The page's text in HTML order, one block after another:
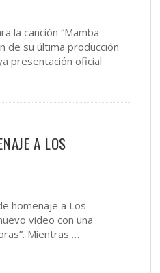
la canción “Mamba
de su última producción
presentación oficial
A LOS
homenaje a Los
video con una
Mientras …